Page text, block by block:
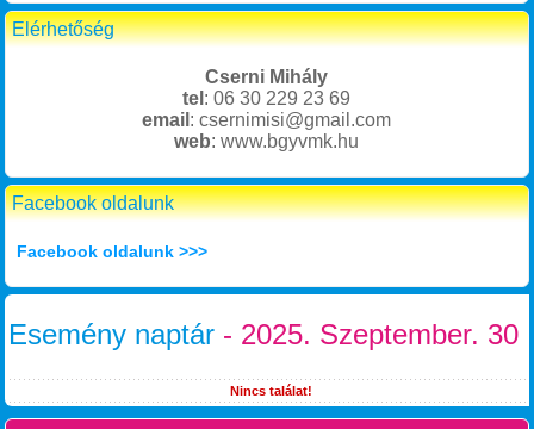
Elérhetőség
Cserni Mihály
tel : 06 30 229 23 69
email : csernimisi@gmail.com
web: www.bgyvmk.hu
Facebook oldalunk
Facebook oldalunk >>>
Esemény naptár - 2025. Szeptember. 30
Nincs találat!